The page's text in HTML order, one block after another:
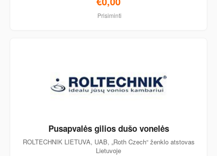
Prisiminti
Pusapvalės gilios dušo vonelės
ROLTECHNIK LIETUVA, UAB, „Roth Czech“ ženklo atstovas
Lietuvoje